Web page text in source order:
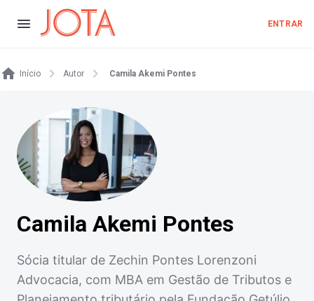
ENTRAR
Início Autor Camila Akemi Pontes
Camila Akemi Pontes
Sócia titular de Zechin Pontes Lorenzoni
Advocacia, com MBA em Gestão de Tributos e